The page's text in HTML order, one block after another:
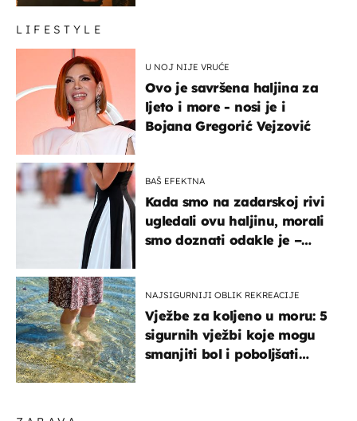
LIFESTYLE
U NOJ NIJE VRUĆE
Ovo je savršena haljina za
ljeto i more - nosi je i
Bojana Gregorić Vejzović
BAŠ EFEKTNA
Kada smo na zadarskoj rivi
ugledali ovu haljinu, morali
smo doznati odakle je –
NAJSIGURNIJI OBLIK REKREACIJE
Vježbe za koljeno u moru: 5
sigurnih vježbi koje mogu
smanjiti bol i poboljšati